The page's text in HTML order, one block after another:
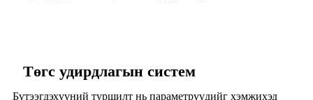
Төгс удирдлагын систем
Бүтээгдэхүүний туршилт нь параметрүүдийг хэмжихэд